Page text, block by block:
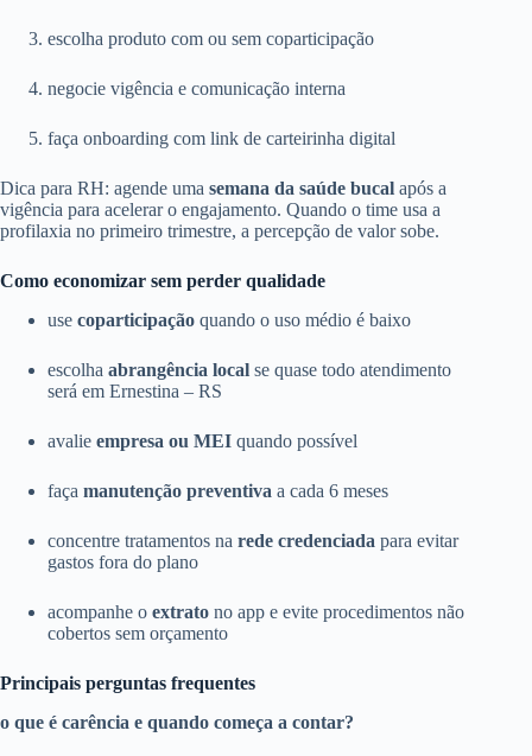
escolha produto com ou sem coparticipação
negocie vigência e comunicação interna
faça onboarding com link de carteirinha digital
Dica para RH: agende uma semana da saúde bucal após a
vigência para acelerar o engajamento. Quando o time usa a
profilaxia no primeiro trimestre, a percepção de valor sobe.
Como economizar sem perder qualidade
use coparticipação quando o uso médio é baixo
escolha abrangência local se quase todo atendimento
será em Ernestina – RS
avalie empresa ou MEI quando possível
faça manutenção preventiva a cada 6 meses
concentre tratamentos na rede credenciada para evitar
gastos fora do plano
acompanhe o extrato no app e evite procedimentos não
cobertos sem orçamento
Principais perguntas frequentes
o que é carência e quando começa a contar?